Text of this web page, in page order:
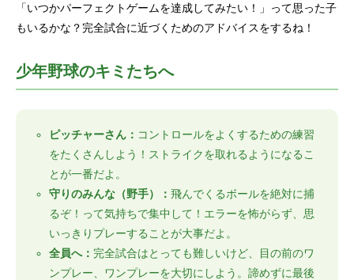
「いつかパーフェクトゲームを達成してみたい！」って思った子
もいるかな？完全試合に近づくためのアドバイスをするね！
少年野球のキミたちへ
ピッチャーさん： コントロールをよくするための練習
をたくさんしよう！ストライクを取れるようになるこ
とが一番だよ。
守りのみんな（野手）： 飛んでくるボールを絶対に捕
るぞ！って気持ちで集中して！エラーを怖がらず、思
いっきりプレーすることが大事だよ。
全員へ： 完全試合はとっても難しいけど、目の前のワ
ンプレー、ワンプレーを大切にしよう。諦めずに最後